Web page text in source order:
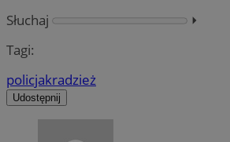
Słuchaj
⏵︎
Tagi:
policjakradzież
Udostępnij